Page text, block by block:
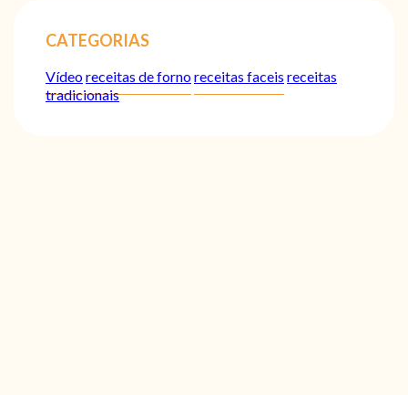
CATEGORIAS
Vídeoreceitas de fornoreceitas faceis receitas
tradicionais